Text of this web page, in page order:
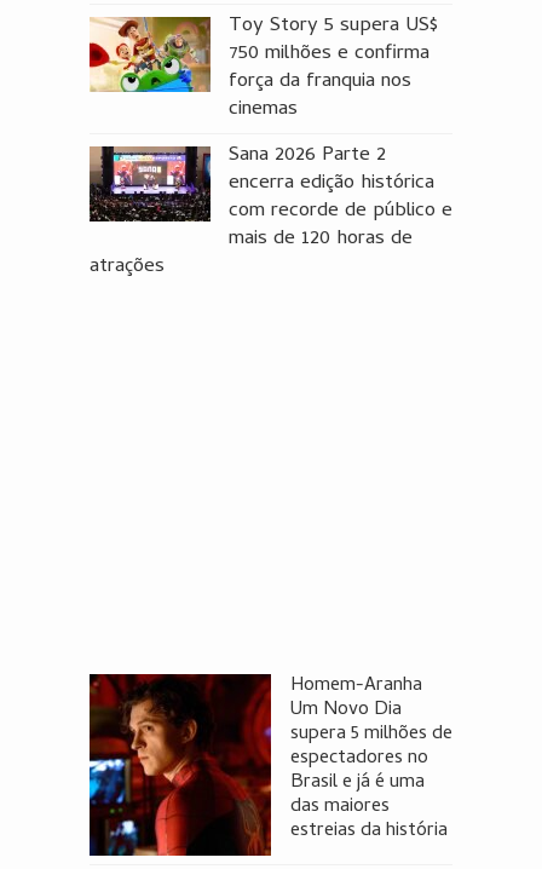
Toy Story 5 supera US$
750 milhões e confirma
força da franquia nos
cinemas
Sana 2026 Parte 2
encerra edição histórica
com recorde de público e
mais de 120 horas de
atrações
Homem-Aranha
Um Novo Dia
supera 5 milhões de
espectadores no
Brasil e já é uma
das maiores
estreias da história